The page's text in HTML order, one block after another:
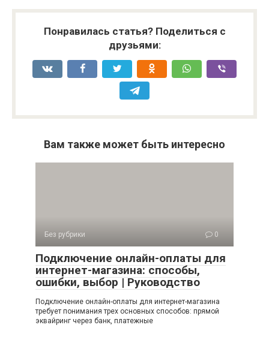
Понравилась статья? Поделиться с
друзьями:
Вам также может быть интересно
Без рубрики 0
Подключение онлайн-оплаты для
интернет-магазина: способы,
ошибки, выбор | Руководство
Подключение онлайн-оплаты для интернет-магазина
требует понимания трех основных способов: прямой
эквайринг через банк, платежные